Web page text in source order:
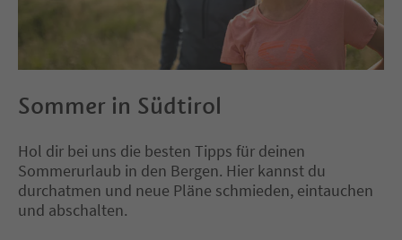
Sommer in Südtirol
Hol dir bei uns die besten Tipps für deinen
Sommerurlaub in den Bergen. Hier kannst du
durchatmen und neue Pläne schmieden, eintauchen
und abschalten.